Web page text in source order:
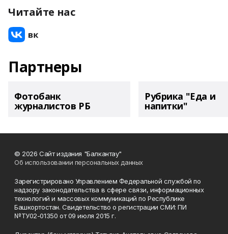
Читайте нас
Партнеры
Фотобанк
журналистов РБ
Рубрика "Еда и
напитки"
© 2026 Сайт издания "Балкантау"
Об использовании персональных данных
Зарегистрировано Управлением Федеральной службой по
надзору законодательства в сфере связи, информационных
технологий и массовых коммуникаций по Республике
Башкортостан. Свидетельство о регистрации СМИ: ПИ
№ТУ02-01350 от 09 июля 2015 г.